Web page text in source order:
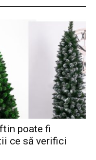
poate fi
ce să verifici